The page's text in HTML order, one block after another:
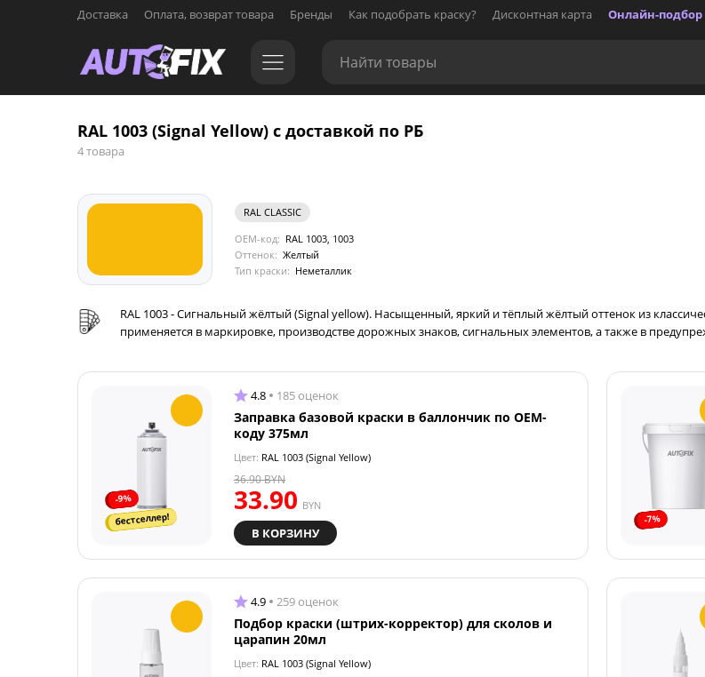
Доставка Оплата, возврат товара Бренды Как подобрать краску? Дисконтная карта Онлайн-подбор
RAL 1003 (Signal Yellow) с доставкой по РБ
4 товара
RAL CLASSIC
OEM-код: RAL 1003, 1003
Оттенок: Желтый
Тип краски: Неметаллик
RAL 1003 - Сигнальный жёлтый (Signal yellow). Насыщенный, яркий и тёплый жёлтый оттенок из
применяется в маркировке, производстве дорожных знаков, сигнальных элементов, а также в
-9%
бестселлер!
4.8 185 оценок
Заправка базовой краски в баллончик по OEM-
коду 375мл
Цвет: RAL 1003 (Signal Yellow)
33.90 BYN
36.90BYN
В КОРЗИНУ
-7%
4.9 259 оценок
Подбор краски (штрих-корректор) для сколов и
царапин 20мл
Цвет: RAL 1003 (Signal Yellow)